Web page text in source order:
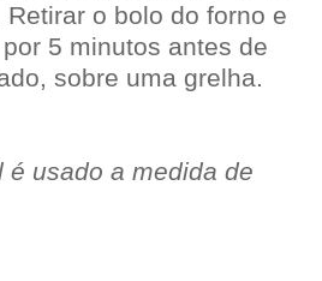
Retirar o bolo do forno e
5 minutos antes de
sobre uma grelha.
é usado a medida de